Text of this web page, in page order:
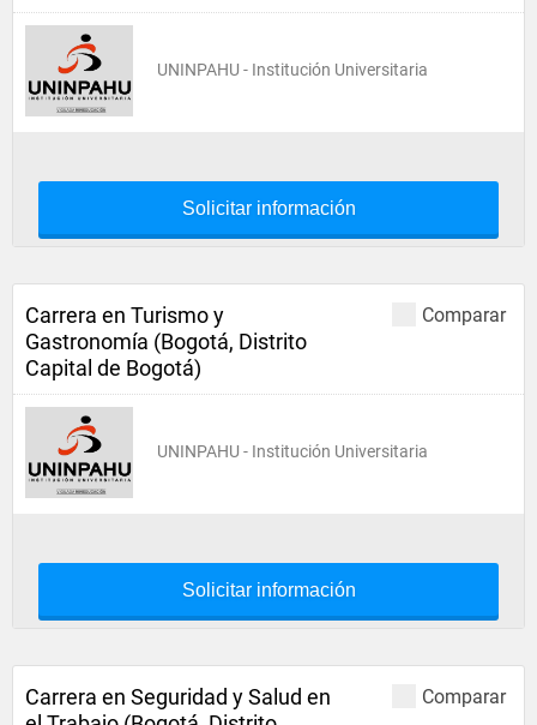
UNINPAHU - Institución Universitaria
Solicitar información
Comparar
Carrera en Turismo y
Gastronomía (Bogotá, Distrito
Capital de Bogotá)
UNINPAHU - Institución Universitaria
Solicitar información
Comparar
Carrera en Seguridad y Salud en